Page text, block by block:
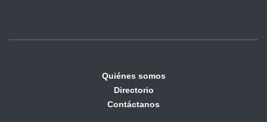
Quiénes somos
Directorio
Contáctanos